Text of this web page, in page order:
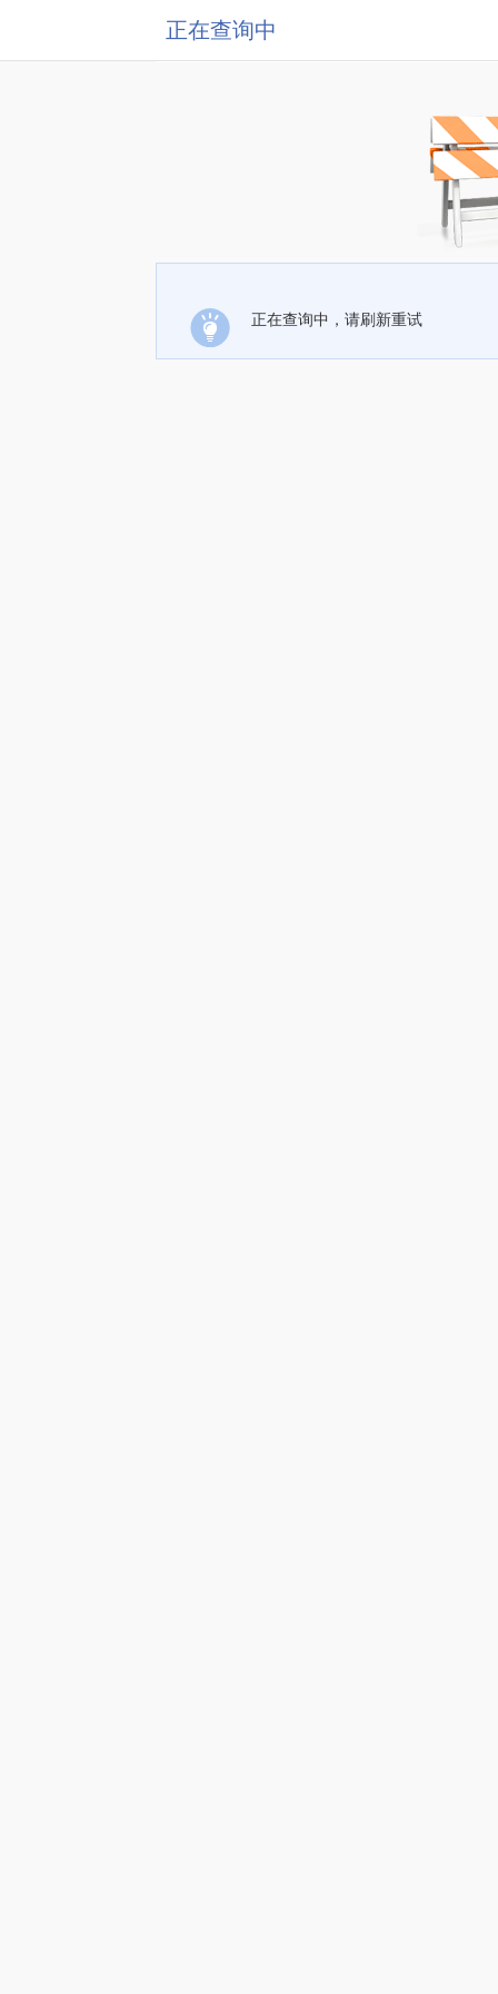
正在查询中
正在查询中，请刷新重试